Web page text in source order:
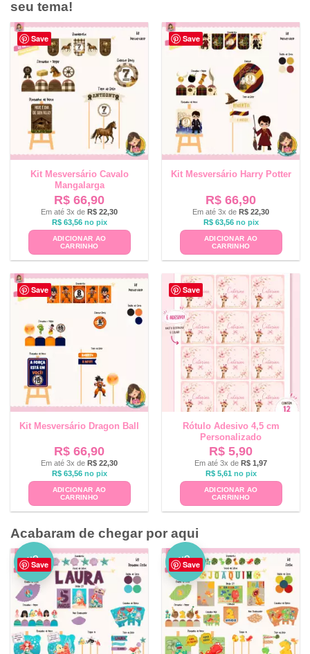
seu tema!
Save
Kit Mesversário Cavalo
Mangalarga
R$ 66,90
Em até 3x de R$ 22,30
R$63,56 no pix
ADICIONAR AO
CARRINHO
Save
Kit Mesversário Harry Potter
R$ 66,90
Em até 3x de R$ 22,30
R$63,56 no pix
ADICIONAR AO
CARRINHO
Save
Kit Mesversário Dragon Ball
R$ 66,90
Em até 3x de R$ 22,30
R$63,56 no pix
ADICIONAR AO
CARRINHO
Save
Rótulo Adesivo 4,5 cm
Personalizado
R$ 5,90
Em até 3x de R$ 1,97
R$5,61 no pix
ADICIONAR AO
CARRINHO
Acabaram de chegar por aqui
Save
NO
VO Save
NO
VO